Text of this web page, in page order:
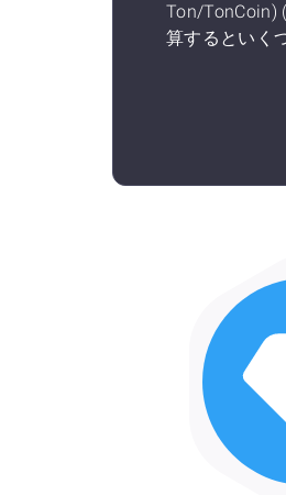
Ton/TonCoin)
算するといく